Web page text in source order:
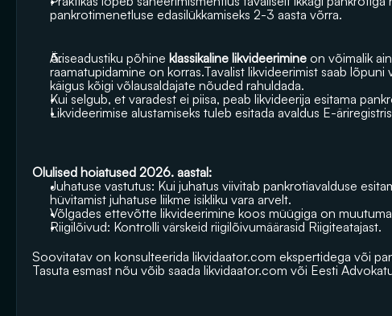
pankrotimenetluse edasilükkamiseks 2-3 aasta võrra.
Äriseadustiku põhine klassikaline likvideerimine on võimalik
raamatupidamine on korras.Tavalist likvideerimist saab
käigus kõigi võlausaldajate nõuded rahuldada.
Kui selgub, et varadest ei piisa, peab likvideerija esitama
Likvideerimise alustamiseks tuleb esitada avaldus E-
Olulised hoiatused 2026. aastal:
Juhatuse vastutus: Kui juhatus viivitab pankrotiavalduse
hüvitamist juhatuse liikme isikliku vara arvelt.
Võlgades ettevõtte likvideerimine koos müügiga on
Riigilõivud: Kontrolli värskeid riigilõivumäärasid Riigiteatajast.
Soovitatav on konsulteerida likvidaator.com ekspertidega või
Tasuta esmast nõu võib saada likvidaator.com või Eesti